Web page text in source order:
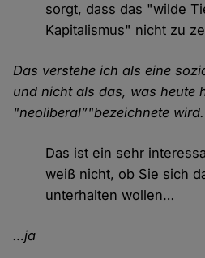
sorgt, dass das "wilde
Kapitalismus" nicht zu
Das verstehe ich als eine
und nicht als das, was heute
"neoliberal”"bezeichnete wird.
Das ist ein sehr
weiß nicht, ob Sie sich
unterhalten wollen…
…ja